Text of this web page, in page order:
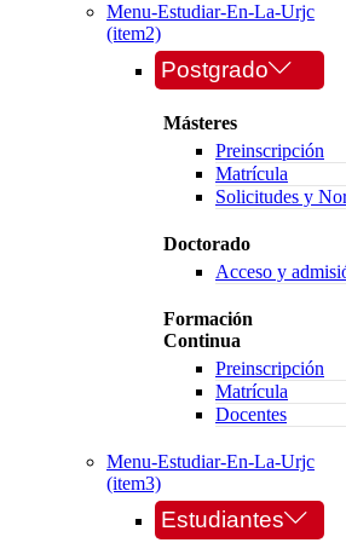
Menu-Estudiar-En-La-Urjc
(item2)
Postgrado
Másteres
Preinscripción
Matrícula
Solicitudes y
Doctorado
Acceso y
Formación
Continua
Preinscripción
Matrícula
Docentes
Menu-Estudiar-En-La-Urjc
(item3)
Estudiantes